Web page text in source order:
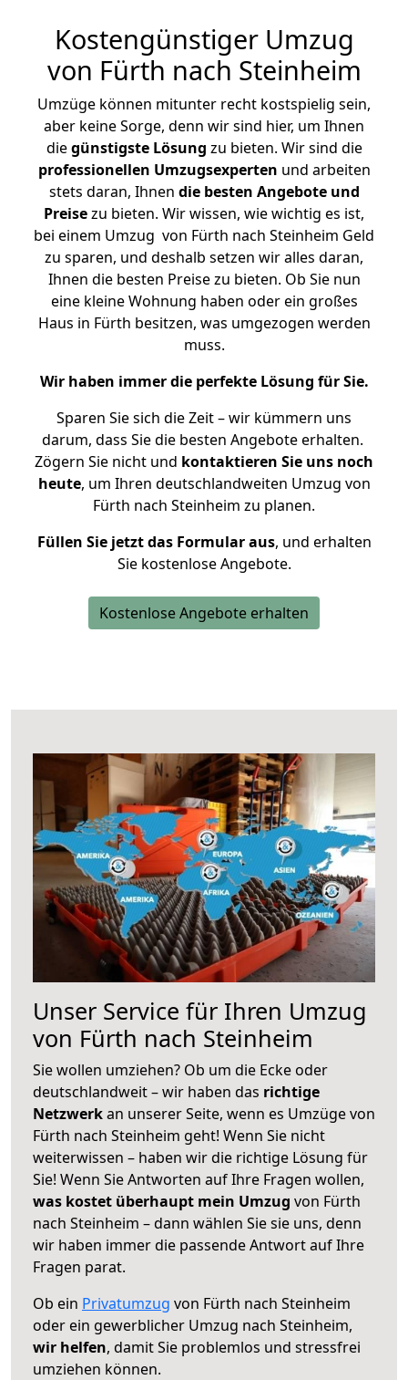
Kostengünstiger Umzug
von Fürth nach Steinheim
Umzüge können mitunter recht kostspielig sein,
aber keine Sorge, denn wir sind hier, um Ihnen
diegünstigste Lösung zu bieten. Wir sind die
professionellen Umzugsexperten und arbeiten
stets daran, Ihnen die besten Angebote und
Preisezu bieten. Wir wissen, wie wichtig es ist,
bei einem Umzug von Fürth nach Steinheim Geld
zu sparen, und deshalb setzen wir alles daran,
Ihnen die besten Preise zu bieten. Ob Sie nun
eine kleine Wohnung haben oder ein großes
Haus in Fürth besitzen, was umgezogen werden
muss.
Wir haben immer die perfekte Lösung für Sie.
Sparen Sie sich die Zeit – wir kümmern uns
darum, dass Sie die besten Angebote erhalten.
Zögern Sie nicht und kontaktieren Sie uns noch
heute, um Ihren deutschlandweiten Umzug von
Fürth nach Steinheim zu planen.
Füllen Sie jetzt das Formular aus, und erhalten
Sie kostenlose Angebote.
Kostenlose Angebote erhalten
Unser Service für Ihren Umzug
von Fürth nach Steinheim
Sie wollen umziehen? Ob um die Ecke oder
deutschlandweit – wir haben das richtige
Netzwerkan unserer Seite, wenn es Umzüge von
Fürth nach Steinheim geht! Wenn Sie nicht
weiterwissen – haben wir die richtige Lösung für
Sie! Wenn Sie Antworten auf Ihre Fragen wollen,
was kostet überhaupt mein Umzug von Fürth
nach Steinheim – dann wählen Sie sie uns, denn
wir haben immer die passende Antwort auf Ihre
Fragen parat.
Ob ein Privatumzug von Fürth nach Steinheim
oder ein gewerblicher Umzug nach Steinheim,
wir helfen, damit Sie problemlos und stressfrei
umziehen können.